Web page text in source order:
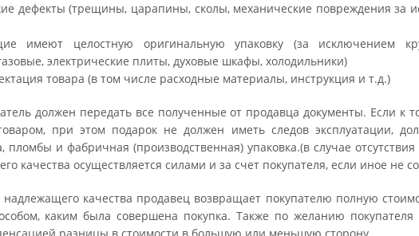
дефекты (трещины, царапины, сколы, механические повреждения за
имеют целостную оригинальную упаковку (за исключением
электрические плиты, духовые шкафы, холодильники)
товара (в том числе расходные материалы, инструкция и т.д.)
должен передать все полученные от продавца документы. Если к
при этом подарок не должен иметь следов эксплуатации,
пломбы и фабричная (производственная) упаковка.(в случае
качества осуществляется силами и за счет покупателя, если иное не
качества продавец возвращает покупателю полную
каким была совершена покупка. Также по желанию